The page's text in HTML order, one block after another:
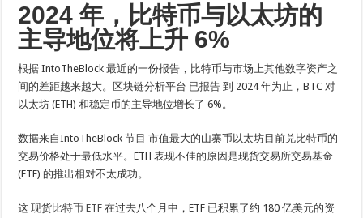
2024 年，比特币与以太坊的
主导地位将上升 6%
根据 IntoTheBlock 最近的一份报告，比特币与市场上其他数字资产之
间的差距越来越大。区块链分析平台 已报告 到 2024 年为止，BTC 对
以太坊 (ETH) 和稳定币的主导地位增长了 6%。
数据来自IntoTheBlock节目 市值最大的山寨币以太坊目前兑比特币的
交易价格处于最低水平。ETH 表现不佳的原因是现货交易所交易基金
(ETF) 的推出相对不太成功。
这现货比特币 ETF 在过去八个月中，ETF 已积累了约 180 亿美元的资